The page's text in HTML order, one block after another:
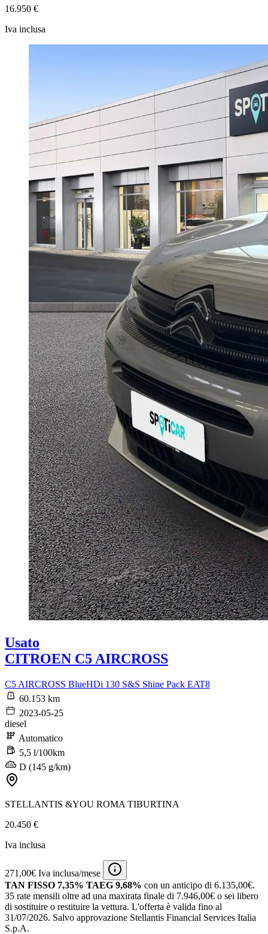
16.950 €
Iva inclusa
Usato
CITROEN C5 AIRCROSS
C5 AIRCROSS BlueHDi 130 S&S Shine Pack EAT8
60.153 km
2023-05-25
diesel
Automatico
5,5 l/100km
D (145 g/km)
STELLANTIS &YOU ROMA TIBURTINA
20.450 €
Iva inclusa
271,00€ Iva inclusa/mese
TAN FISSO 7,35% TAEG 9,68% con un anticipo di 6.135,00€.
35 rate mensili oltre ad una maxirata finale di 7.946,00€ o sei libero
di sostituire o restituire la vettura. L'offerta è valida fino al
31/07/2026. Salvo approvazione Stellantis Financial Services Italia
S.p.A.